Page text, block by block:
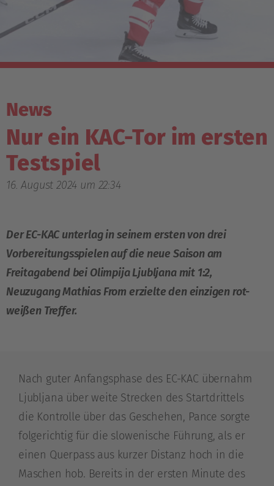
News
Nur ein KAC-Tor im ersten
Testspiel
16. August 2024 um 22:34
Der EC-KAC unterlag in seinem ersten von drei
Vorbereitungsspielen auf die neue Saison am
Freitagabend bei Olimpija Ljubljana mit 1:2,
Neuzugang Mathias From erzielte den einzigen rot-
weißen Treffer.
Nach guter Anfangsphase des EC-KAC übernahm
Ljubljana über weite Strecken des Startdrittels
die Kontrolle über das Geschehen, Pance sorgte
folgerichtig für die slowenische Führung, als er
einen Querpass aus kurzer Distanz hoch in die
Maschen hob. Bereits in der ersten Minute des